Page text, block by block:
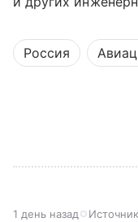
Россия
1 день назад